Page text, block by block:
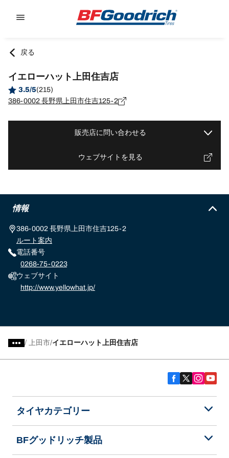
戻る
イエローハット上田住吉店
3.5/5(215)
386-0002 長野県上田市住吉125-2
販売店に問い合わせる
ウェブサイトを見る
情報
386-0002 長野県上田市住吉125-2
ルート案内
電話番号
0268-75-0223
ウェブサイト
http://www.yellowhat.jp/
/ 上田市 イエローハット上田住吉店
タイヤカテゴリー
BFグッドリッチ製品